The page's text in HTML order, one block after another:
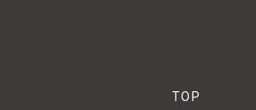
TOP